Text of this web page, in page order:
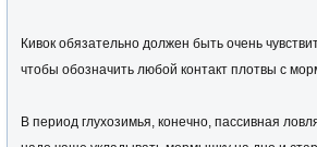
Кивок обязательно должен быть очень
чтобы обозначить любой контакт плотвы с
В период глухозимья, конечно, пассивная